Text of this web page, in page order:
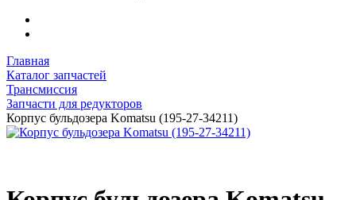
Главная
Каталог запчастей
Трансмиссия
Запчасти для редукторов
Корпус бульдозера Komatsu (195-27-34211)